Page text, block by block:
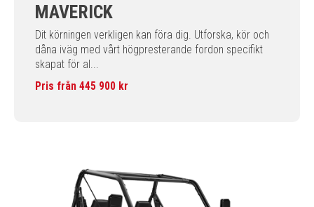
MAVERICK
Dit körningen verkligen kan föra dig. Utforska, kör och
dåna iväg med vårt högpresterande fordon specifikt
skapat för al...
Pris från 445 900 kr